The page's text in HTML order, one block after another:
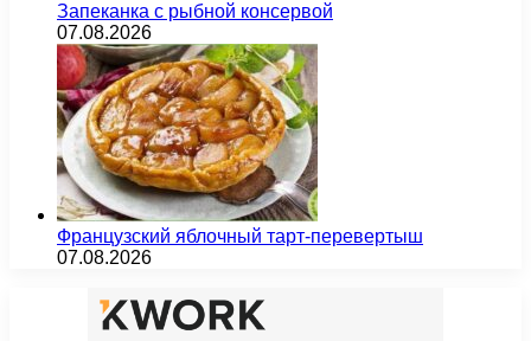
Запеканка с рыбной консервой
07.08.2026
Французский яблочный тарт-перевертыш
07.08.2026